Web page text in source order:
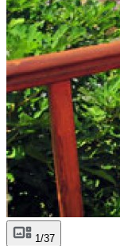
1/37